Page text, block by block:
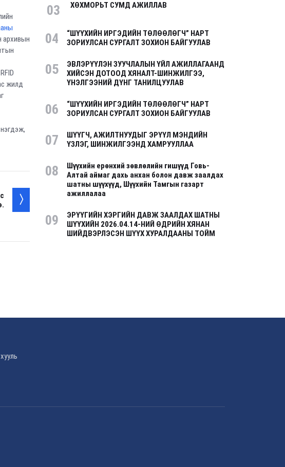
архивын
жилд
03 ХӨХМОРЬТ СУМД АЖИЛЛАВ
04
“ШҮҮХИЙН ИРГЭДИЙН ТӨЛӨӨЛӨГЧ” НАРТ
ЗОРИУЛСАН СУРГАЛТ ЗОХИОН БАЙГУУЛАВ
05
ЭВЛЭРҮҮЛЭН ЗУУЧЛАЛЫН ҮЙЛ АЖИЛЛАГААНД
ХИЙСЭН ДОТООД ХЯНАЛТ-ШИНЖИЛГЭЭ,
ҮНЭЛГЭЭНИЙ ДҮНГ ТАНИЛЦУУЛАВ
06
“ШҮҮХИЙН ИРГЭДИЙН ТӨЛӨӨЛӨГЧ” НАРТ
ЗОРИУЛСАН СУРГАЛТ ЗОХИОН БАЙГУУЛАВ
07
ШҮҮГЧ, АЖИЛТНУУДЫГ ЭРҮҮЛ МЭНДИЙН
ҮЗЛЭГ, ШИНЖИЛГЭЭНД ХАМРУУЛЛАА
08
Шүүхийн ерөнхий зөвлөлийн гишүүд Говь-
Алтай аймаг дахь анхан болон давж заалдах
шатны шүүхүүд, Шүүхийн Тамгын газарт
ажиллалаа
09
ЭРҮҮГИЙН ХЭРГИЙН ДАВЖ ЗААЛДАХ ШАТНЫ
ШҮҮХИЙН 2026.04.14-НИЙ ӨДРИЙН ХЯНАН
ШИЙДВЭРЛЭСЭН ШҮҮХ ХУРАЛДААНЫ ТОЙМ